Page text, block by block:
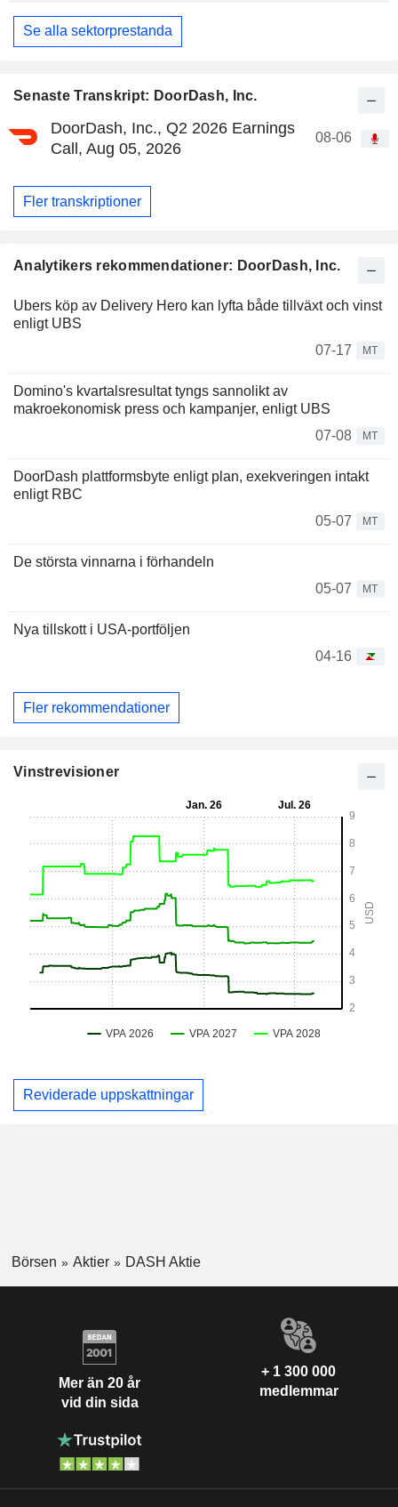
Senaste Transkript: DoorDash, Inc.
DoorDash, Inc., Q2 2026 Earnings
Call, Aug 05, 2026
08-06
Fler transkriptioner
Analytikers rekommendationer: DoorDash, Inc.
Ubers köp av Delivery Hero kan lyfta både tillväxt och vinst
enligt UBS
07-17
MT
Domino's kvartalsresultat tyngs sannolikt av
makroekonomisk press och kampanjer, enligt UBS
07-08
MT
DoorDash plattformsbyte enligt plan, exekveringen intakt
enligt RBC
05-07
MT
De största vinnarna i förhandeln
05-07
MT
Nya tillskott i USA-portföljen
04-16
Fler rekommendationer
Se alla sektorprestanda
Vinstrevisioner
Reviderade uppskattningar
Börsen Aktier DASH Aktie
Mer än 20 år
vid din sida
+ 1 300 000
medlemmar